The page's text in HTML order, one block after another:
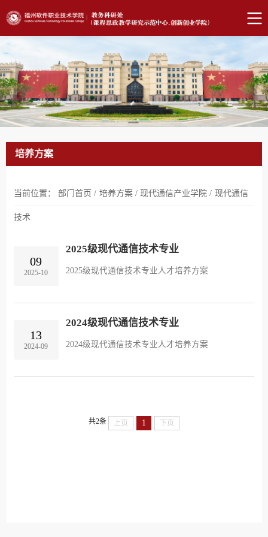
培养方案
当前位置： 部门首页 / 培养方案 / 现代通信产业学院 / 现代通信
技术
09
2025-10
2025级现代通信技术专业
2025级现代通信技术专业人才培养方案
13
2024-09
2024级现代通信技术专业
2024级现代通信技术专业人才培养方案
共2条 上页 1 下页